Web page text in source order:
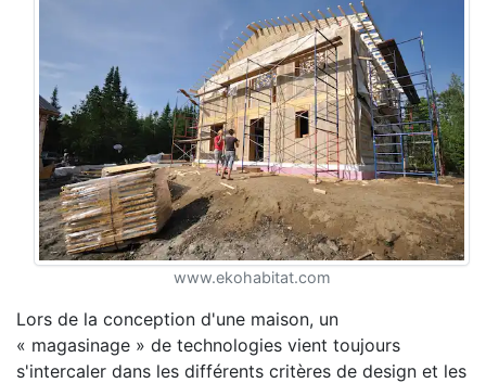
www.ekohabitat.com
Lors de la conception d'une maison, un
« magasinage » de technologies vient toujours
s'intercaler dans les différents critères de design et les